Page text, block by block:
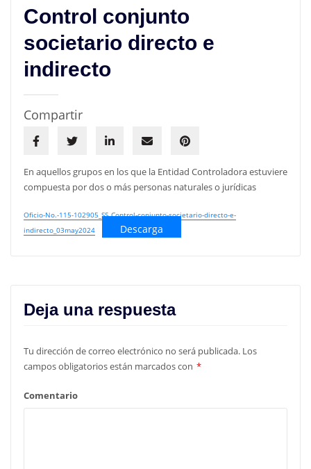
Control conjunto
societario directo e
indirecto
Compartir
En aquellos grupos en los que la Entidad Controladora estuviere
compuesta por dos o más personas naturales o jurídicas
Oficio-No.-115-102905_SS_Control-conjunto-societario-directo-e-
indirecto_03may2024
Descarga
Deja una respuesta
Tu dirección de correo electrónico no será publicada. Los
campos obligatorios están marcados con *
Comentario